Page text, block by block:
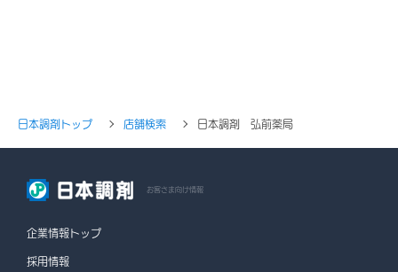
日本調剤トップ 店舗検索 日本調剤 弘前薬局
お客さま向け情報
企業情報トップ
採用情報